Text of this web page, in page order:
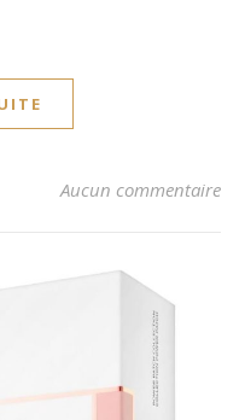
Aucun commentaire